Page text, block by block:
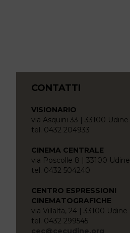
CONTATTI
VISIONARIO
via Asquini 33 | 33100 Udine
tel. 0432 204933
CINEMA CENTRALE
via Poscolle 8 | 33100 Udine
tel. 0432 504240
CENTRO ESPRESSIONI
CINEMATOGRAFICHE
via Villalta, 24 | 33100 Udine
tel. 0432 299545
cec@cecudine.org